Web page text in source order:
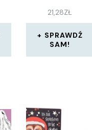
21,28ZŁ
SPRAWDŹ
SAM!